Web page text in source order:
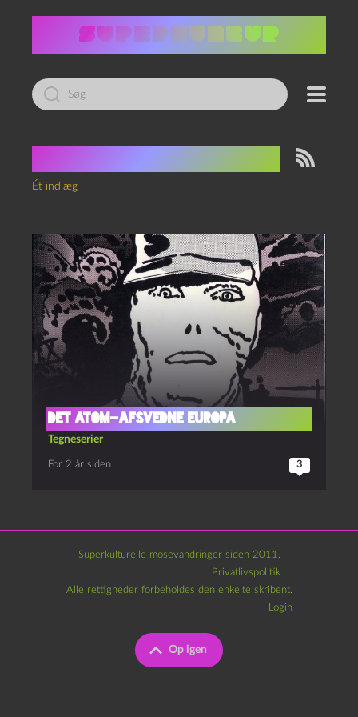
Led
efter:
Ét indlæg
Det Atom-afsvedne Europa
Tegneserier
For 2 år siden 3
Superkulturelle mosevandringer siden 2011.
Privatlivspolitik
Op igen
Alle rettigheder forbeholdes den enkelte skribent.
Login